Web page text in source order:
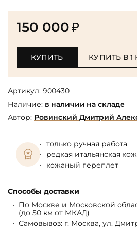
150 000₽
КУПИТЬ КУПИТЬ В 1
Артикул: 900430
Наличие: в наличии на складе
Автор: Ровинский Дмитрий
только ручная работа
редкая итальянская
кожаный переплет
Способы доставки
По Москве и Московской
(до 50 км от МКАД)
Самовывоз: г. Москва, ул.